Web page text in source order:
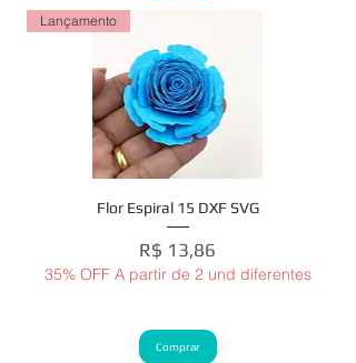
Lançamento
Flor Espiral 15 DXF SVG
Preço
R$ 13,86
35% OFF A partir de 2 und diferentes
Comprar